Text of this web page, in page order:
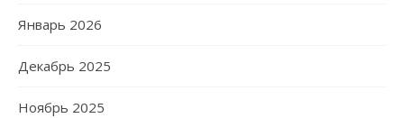
Январь 2026
Декабрь 2025
Ноябрь 2025